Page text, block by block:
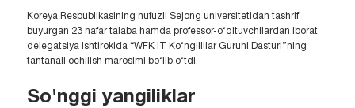
Koreya Respublikasining nufuzli Sejong universitetidan tashrif
buyurgan 23 nafar talaba hamda professor-o‘qituvchilardan iborat
delegatsiya ishtirokida “WFK IT Ko‘ngillilar Guruhi Dasturi”ning
tantanali ochilish marosimi bo‘lib o‘tdi.
So'nggi yangiliklar